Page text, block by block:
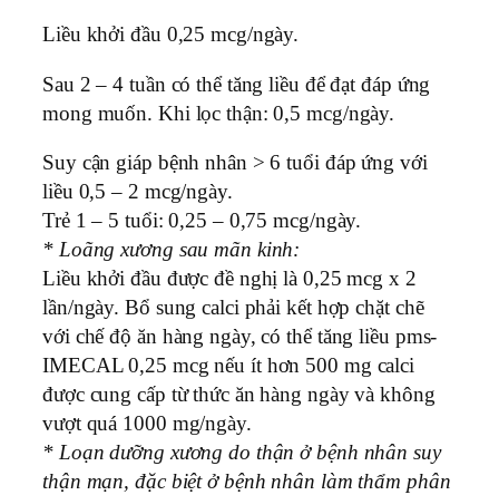
Liều khởi đầu 0,25 mcg/ngày.
Sau 2 – 4 tuần có thể tăng liều để đạt đáp ứng
mong muốn. Khi lọc thận: 0,5 mcg/ngày.
Suy cận giáp bệnh nhân > 6 tuổi đáp ứng với
liều 0,5 – 2 mcg/ngày.
Trẻ 1 – 5 tuổi: 0,25 – 0,75 mcg/ngày.
* Loãng xương sau mãn kinh:
Liều khởi đầu được đề nghị là 0,25 mcg x 2
lần/ngày. Bổ sung calci phải kết hợp chặt chẽ
với chế độ ăn hàng ngày, có thể tăng liều pms-
IMECAL 0,25 mcg nếu ít hơn 500 mg calci
được cung cấp từ thức ăn hàng ngày và không
vượt quá 1000 mg/ngày.
* Loạn dưỡng xương do thận ở bệnh nhân suy
thận mạn, đặc biệt ở bệnh nhân làm thẩm phân